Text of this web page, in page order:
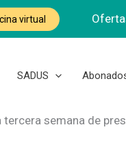
virtual
SADUS
tercera semana de